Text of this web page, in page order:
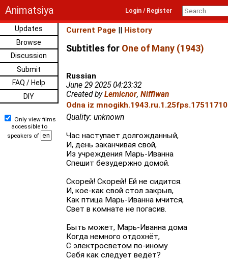
Animatsiya Login / Register
Updates
Browse
Discussion
Submit
FAQ / Help
DIY
Only view films
accessible to
speakers of
Current Page || History
Subtitles for One of Many (1943)
Russian
June 29 2025 04:23:32
Created byLemicnor, Niffiwan
Odna iz
Quality: unknown
Час наступает долгожданный,
И, день заканчивая свой,
Из учреждения Марь-Иванна
Спешит безудержно домой.
Скорей! Скорей! Ей не сидится.
И, кое-как свой стол закрыв,
Как птица Марь-Иванна мчится,
Свет в комнате не погасив.
Быть может, Марь-Иванна дома
Когда немного отдохнёт,
С электросветом по-иному
Себя как следует ведёт?